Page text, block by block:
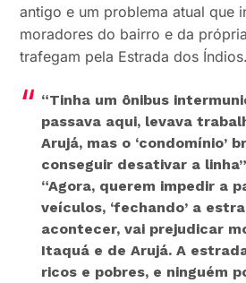
antigo e um problema atual que
moradores do bairro e da
trafegam pela Estrada dos Índios.
“Tinha um ônibus
passava aqui, levava
Arujá, mas o ‘condomínio’
conseguir desativar a
“Agora, querem impedir a
veículos, ‘fechando’ a
acontecer, vai prejudicar
Itaquá e de Arujá. A
ricos e pobres, e ninguém